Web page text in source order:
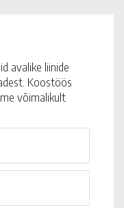
avalike liinide
Koostöös
võimalikult